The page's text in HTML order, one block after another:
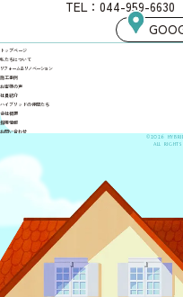
TEL：044-959-
トップページ
私たちについて
リフォーム＆リノベーション
施工事例
お客様の声
社員紹介
ハイブリッドの仲間たち
会社概要
採用情報
お問い合わせ
©2026
ALL RIGHTS